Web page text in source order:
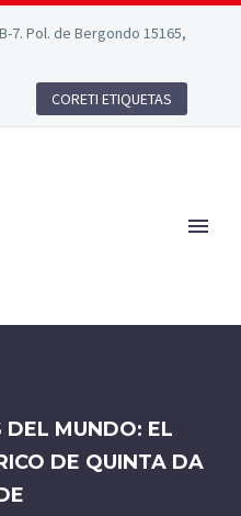
7. Pol. de Bergondo 15165,
CORETI ETIQUETAS
DEL MUNDO: EL
DE QUINTA DA